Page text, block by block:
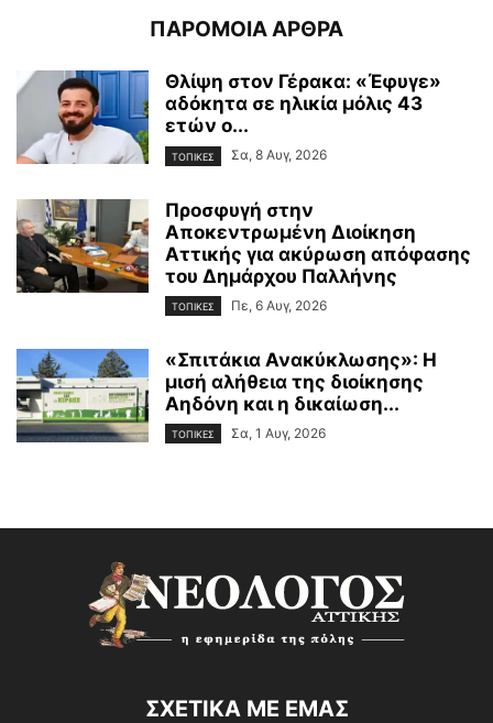
ΠΑΡΟΜΟΙΑ ΑΡΘΡΑ
Θλίψη στον Γέρακα: «Έφυγε»
αδόκητα σε ηλικία μόλις 43
ετών ο...
ΤΟΠΙΚΕΣ Σα, 8 Αυγ, 2026
Προσφυγή στην
Αποκεντρωμένη Διοίκηση
Αττικής για ακύρωση απόφασης
του Δημάρχου Παλλήνης
ΤΟΠΙΚΕΣ Πε, 6 Αυγ, 2026
«Σπιτάκια Ανακύκλωσης»: Η
μισή αλήθεια της διοίκησης
Αηδόνη και η δικαίωση...
ΤΟΠΙΚΕΣ Σα, 1 Αυγ, 2026
ΣΧΕΤΙΚΑ ΜΕ ΕΜΑΣ